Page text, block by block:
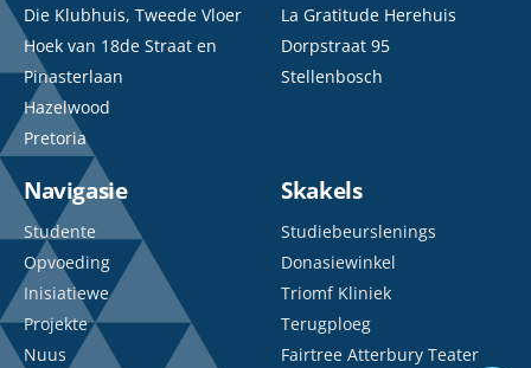
Die Klubhuis, Tweede Vloer
Hoek van 18de Straat en
Pinasterlaan
Hazelwood
Pretoria
La Gratitude Herehuis
Dorpstraat 95
Stellenbosch
Navigasie
Studente
Opvoeding
Inisiatiewe
Projekte
Nuus
Skakels
Studiebeurslenings
Donasiewinkel
Triomf Kliniek
Terugploeg
Fairtree Atterbury Teater